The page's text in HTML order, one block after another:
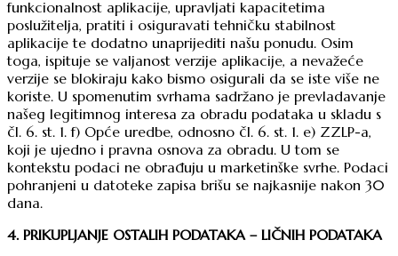
funkcionalnost aplikacije, upravljati kapacitetima
poslužitelja, pratiti i osiguravati tehničku stabilnost
aplikacije te dodatno unaprijediti našu ponudu. Osim
toga, ispituje se valjanost verzije aplikacije, a nevažeće
verzije se blokiraju kako bismo osigurali da se iste više ne
koriste. U spomenutim svrhama sadržano je prevladavanje
našeg legitimnog interesa za obradu podataka u skladu s
čl. 6. st. 1. f) Opće uredbe, odnosno čl. 6. st. 1. e) ZZLP-a,
koji je ujedno i pravna osnova za obradu. U tom se
kontekstu podaci ne obrađuju u marketinške svrhe. Podaci
pohranjeni u datoteke zapisa brišu se najkasnije nakon 30
dana.
4. PRIKUPLJANJE OSTALIH PODATAKA – LIČNIH PODATAKA